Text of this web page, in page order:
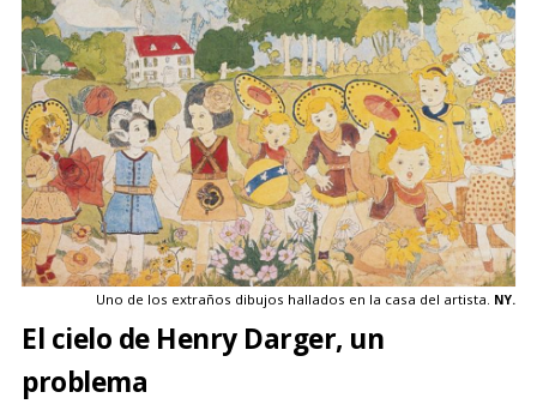
Uno de los extraños dibujos hallados en la casa del artista. NY.
El cielo de Henry Darger, un
problema